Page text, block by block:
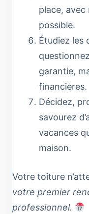
place, avec
possible.
Étudiez les
garantie,
financières.
Décidez,
savourez
vacances
maison.
Votre toiture
votre premier
professionnel.